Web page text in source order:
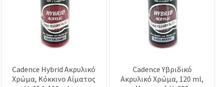
Cadence Hybrid Ακρυλικό
Χρώμα, Κόκκινο Αίματος
Cadence Υβριδικό
Ακρυλικό Χρώμα, 120 ml,